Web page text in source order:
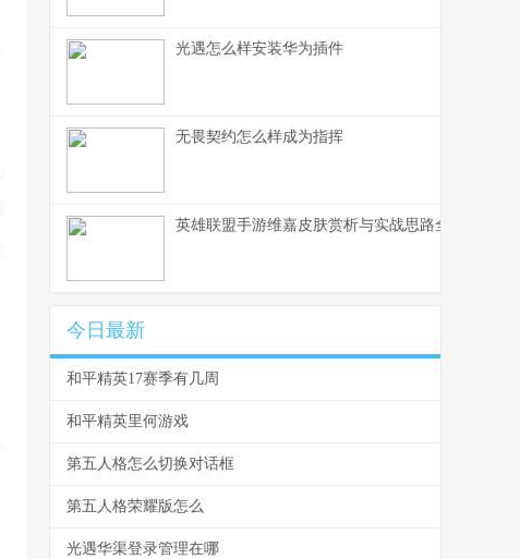
光遇怎么样安装华为插件
无畏契约怎么样成为指挥
英雄联盟手游维嘉皮肤赏析与实战思路全解
今日最新
和平精英17赛季有几周
和平精英里何游戏
第五人格怎么切换对话框
第五人格荣耀版怎么
光遇华渠登录管理在哪